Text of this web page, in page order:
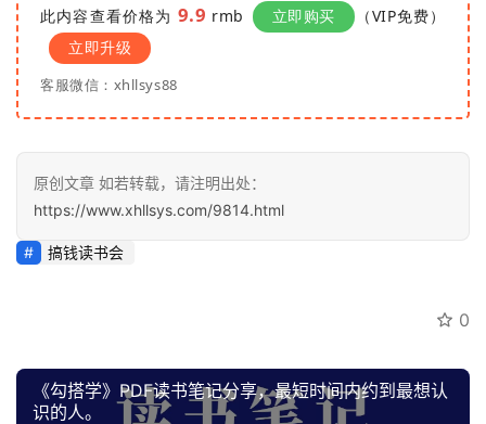
会
员
专
区
此内容查看价格为 9.9 rmb 立即购买
（VIP免费）
立即升级
客服微信：xhllsys88
原创文章 如若转载，请注明出处：
https://www.xhllsys.com/9814.html
搞钱读书会
0
《勾搭学》PDF读书笔记分享，最短时间内约到最想认
识的人。